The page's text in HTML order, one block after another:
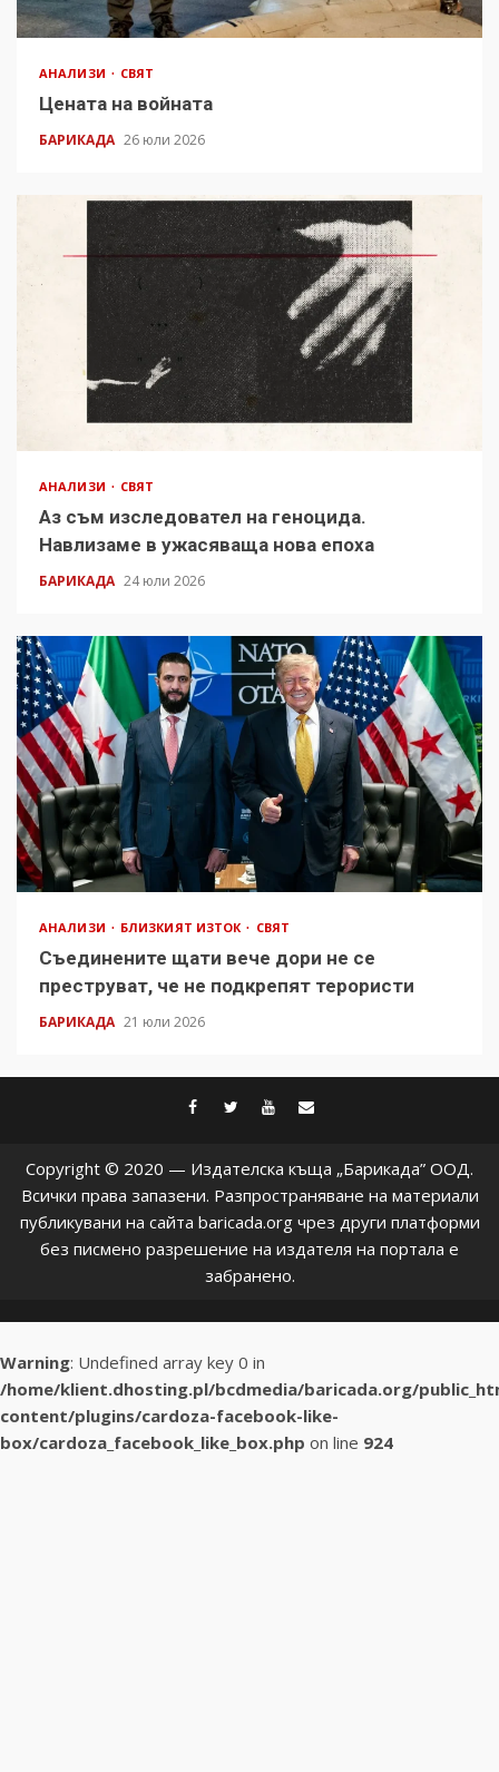
АНАЛИЗИ СВЯТ
Цената на войната
БАРИКАДА 26 юли 2026
АНАЛИЗИ СВЯТ
Аз съм изследовател на геноцида.
Навлизаме в ужасяваща нова епоха
БАРИКАДА 24 юли 2026
АНАЛИЗИ БЛИЗКИЯТ ИЗТОК СВЯТ
Съединените щати вече дори не се
преструват, че не подкрепят терористи
БАРИКАДА 21 юли 2026
facebook
twitter
youtube
Copyright © 2020 — Издателска къща „Барикада” ООД.
Всички права запазени. Разпространяване на материали
публикувани на сайта baricada.org чрез други платформи
без писмено разрешение на издателя на портала е
забранено.
Warning: Undefined array key 0 in
/home/klient.dhosting.pl/bcdmedia/baricada.org/
content/plugins/cardoza-facebook-like-
box/cardoza_facebook_like_box.php on line 924